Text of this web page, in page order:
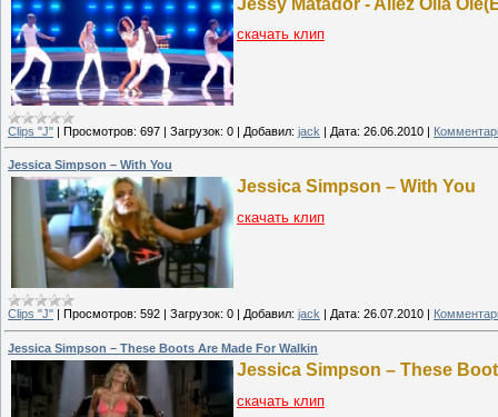
скачать клип
Clips "J" | Просмотров: 697 | Загрузок: 0 | Добавил: jack | Дата: 26.06.2010 |
Jessica Simpson – With You
Jessica Simpson – With You
скачать клип
Clips "J" Просмотров: 592 Загрузок: 0 Добавил: jack Дата: 26.07.2010
Jessica Simpson – These Boots Are Made For Walkin
Jessica Simpson – These
скачать клип